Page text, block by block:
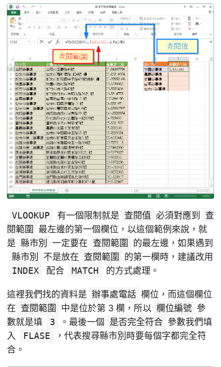
VLOOKUP 有一個限制就是 查閱值 必須對應到
查
閱範圍
最左邊的第一個欄位，以這個範例來說，就
是 縣市別 一定要在 查閱範圍
的最左邊，如果遇到
縣市別
不是放在 查閱範圍
的第一欄時，建議改用
INDEX
配合 MATCH 的方式處理。
這裡我們找的資料是 辦事處電話 欄位，而這個欄位
在 查閱範圍 中是位於第 3 欄，所以 欄位編號 參
數就是填
3 。最後一個 是否完全符合 參數我們填
入
FLASE
，代表搜尋縣市別時要每個字都完全符
合。